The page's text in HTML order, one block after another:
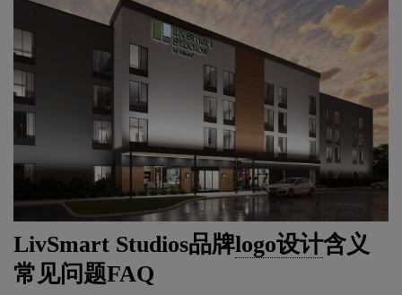
LivSmart Studios品牌logo设计含义
常见问题FAQ